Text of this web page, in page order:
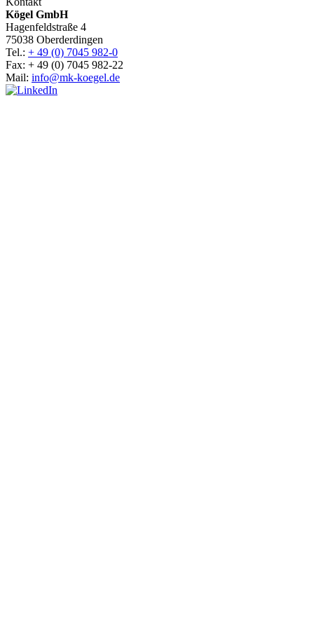
Kögel GmbH
Hagenfeldstraße 4
75038 Oberderdingen
Tel.: + 49 (0) 7045 982-0
Fax: + 49 (0) 7045 982-22
Mail: info@mk-koegel.de